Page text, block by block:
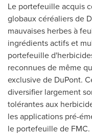
Le portefeuille acquis
globaux céréaliers de
mauvaises herbes à
ingrédients actifs et
portefeuille
reconnues de même
exclusive de DuPont.
diversifier largement
tolérantes aux
les applications pré-
le portefeuille de FMC.